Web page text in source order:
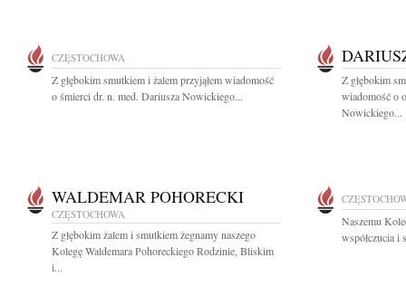
CZĘSTOCHOWA
Z głębokim smutkiem i żalem przyjąłem wiadomość
o śmierci dr. n. med. Dariusza Nowickiego...
Z głębokim
wiadomość o
Nowickiego...
WALDEMAR POHORECKI
CZĘSTOCHOWA
Z głębokim żalem i smutkiem żegnamy naszego
Kolegę Waldemara Pohoreckiego Rodzinie, Bliskim
i...
Naszemu
współczucia i